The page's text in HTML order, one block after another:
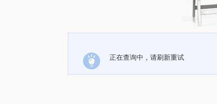
正在查询中，请刷新重试